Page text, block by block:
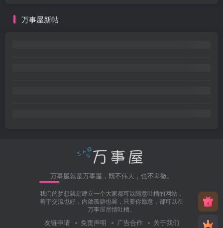
万事屋新帖
万事屋就是万事屋，既不伟大，也不卑微。
我们的梦想就是建立一个大家都可以随意吐槽的网站，
善于交流也好，内敛孤僻也罢，只要你愿意，都可以在
万事屋尽情吐槽。
友链申请 免责声明 广告合作 关于我们